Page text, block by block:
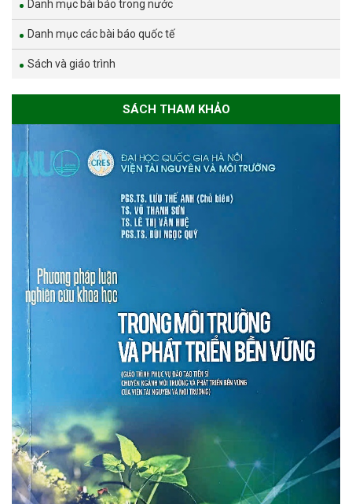
Danh mục bài báo trong nước
Danh mục các bài báo quốc tế
Sách và giáo trình
SÁCH THAM KHẢO